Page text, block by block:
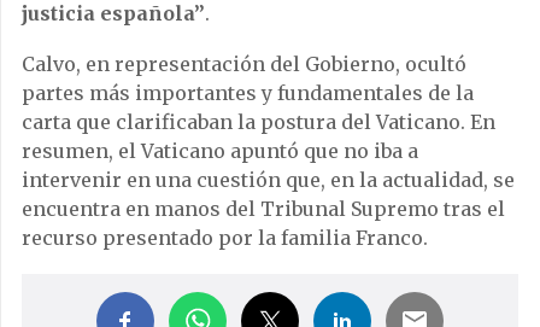
justicia española”.
Calvo, en representación del Gobierno, ocultó
partes más importantes y fundamentales de la
carta que clarificaban la postura del Vaticano. En
resumen, el Vaticano apuntó que no iba a
intervenir en una cuestión que, en la actualidad, se
encuentra en manos del Tribunal Supremo tras el
recurso presentado por la familia Franco.